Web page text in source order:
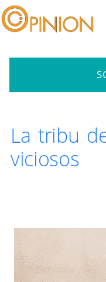
La tribu
viciosos